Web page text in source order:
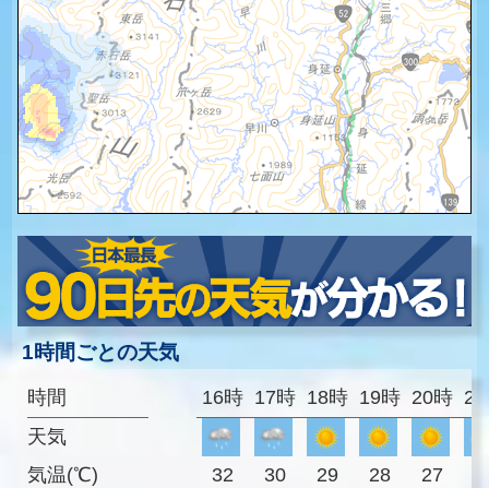
1時間ごとの天気
時間
天気
気温(℃)
16時 17時 18時 19時 20時
32 30 29 28 27